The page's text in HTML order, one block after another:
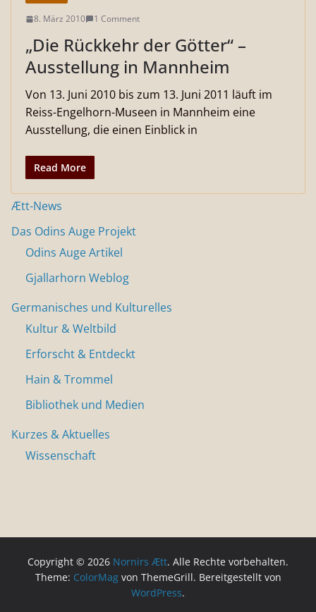
8. März 2010 1 Comment
„Die Rückkehr der Götter“ –
Ausstellung in Mannheim
Von 13. Juni 2010 bis zum 13. Juni 2011 läuft im
Reiss-Engelhorn-Museen in Mannheim eine
Ausstellung, die einen Einblick in
Read More
Ætt-News
Das Odins Auge Projekt
Odins Auge Artikel
Gjallarhorn Weblog
Germanisches und Kulturelles
Kultur & Weltbild
Erforscht & Entdeckt
Hain & Trommel
Bibliothek und Medien
Kurzes & Aktuelles
Wissenschaft
Copyright © 2026 Nornirs Ætt. Alle Rechte vorbehalten.
Theme: ColorMagvon ThemeGrill. Bereitgestellt von
WordPress.